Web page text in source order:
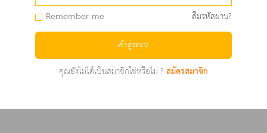
Remember me ลืมรหัสผ่าน?
เข้าสู่ระบบ
คุณยังไม่ได้เป็นสมาชิกใช่หรือไม่ ?สมัครสมาชิก